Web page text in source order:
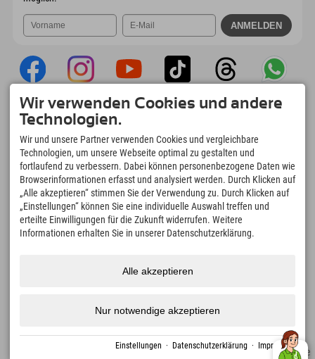
Explorer App
Upload Deiner #ExplorerMoments, Mein
Explorer To Go mit Buchungsübersicht,
Bucketlist, Restaurantübersicht uvm. Jetzt
downloaden!
Zeit für Explorer Moments
166
Bergseen und Erlebnisbäder
4.634km
Pisten zum Skifahren und
97
Barrierefreiheit Presse Nachhaltigkeitszertifikate
Wir verwenden Cookies und andere
Technologien.
Wir und unsere Partner verwenden Cookies und vergleichbare
Technologien, um unsere Webseite optimal zu gestalten und
fortlaufend zu verbessern. Dabei können personenbezogene Daten wie
Browserinformationen erfasst und analysiert werden. Durch Klicken auf
„Alle akzeptieren“ stimmen Sie der Verwendung zu. Durch Klicken auf
„Einstellungen“ können Sie eine individuelle Auswahl treffen und
erteilte Einwilligungen für die Zukunft widerrufen. Weitere
Informationen erhalten Sie in unserer Datenschutzerklärung.
Alle akzeptieren
Nur notwendige akzeptieren
Einstellungen · Datenschutzerklärung · Impressum